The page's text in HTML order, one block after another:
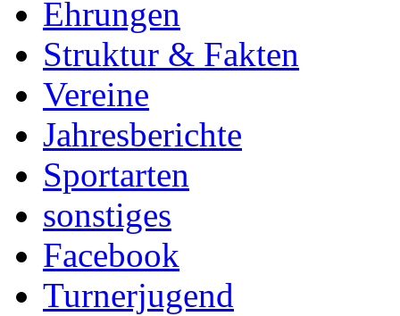
Ehrungen
Struktur & Fakten
Vereine
Jahresberichte
Sportarten
sonstiges
Facebook
Turnerjugend